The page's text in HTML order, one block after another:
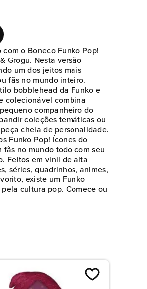
tamanho original
o Boneco Funko Pop!
Grogu. Nesta versão
um dos jeitos mais
fãs no mundo inteiro.
bobblehead da Funko e
colecionável combina
companheiro do
coleções temáticas ou
cheia de personalidade.
Funko Pop! Ícones do
fãs no mundo todo com seu
Feitos em vinil de alta
séries, quadrinhos, animes,
existe um Funko
cultura pop. Comece ou